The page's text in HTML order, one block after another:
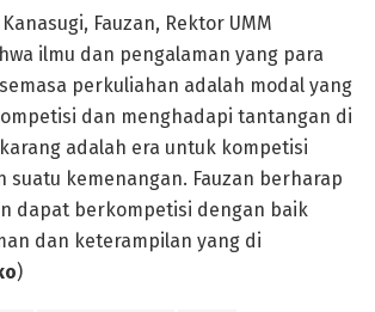
Fauzan, Rektor UMM
ilmu dan pengalaman yang para
perkuliahan adalah modal yang
dan menghadapi tantangan di
adalah era untuk kompetisi
suatu kemenangan. Fauzan berharap
dapat berkompetisi dengan baik
dan keterampilan yang di
)